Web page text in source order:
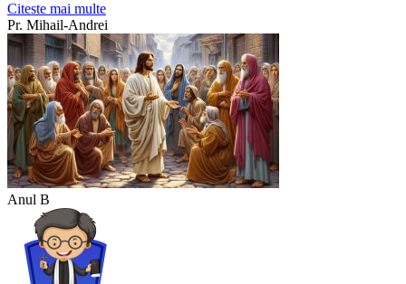
Citeste mai multe
Pr. Mihail-Andrei
Anul B